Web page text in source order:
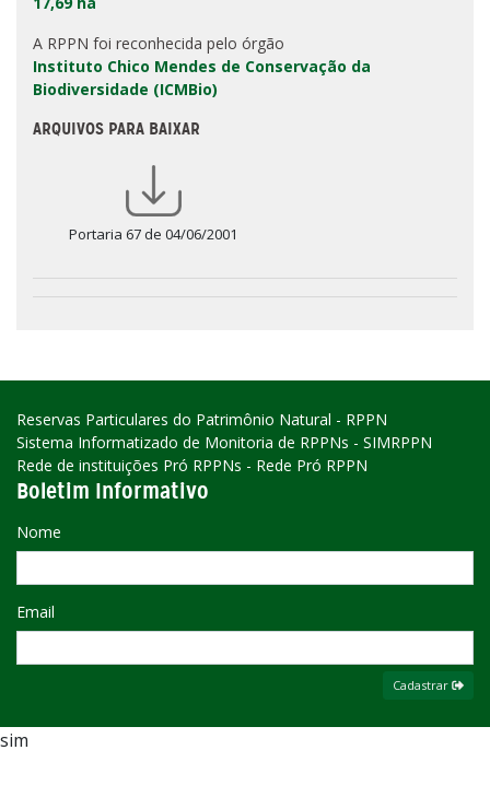
A RPPN foi reconhecida pelo órgão
Instituto Chico Mendes de Conservação da
Biodiversidade (ICMBio)
ARQUIVOS PARA BAIXAR
Portaria 67 de 04/06/2001
Reservas Particulares do Patrimônio Natural - RPPN
Sistema Informatizado de Monitoria de RPPNs - SIMRPPN
Rede de instituições Pró RPPNs - Rede Pró RPPN
Boletim Informativo
Nome
Email
Cadastrar
sim